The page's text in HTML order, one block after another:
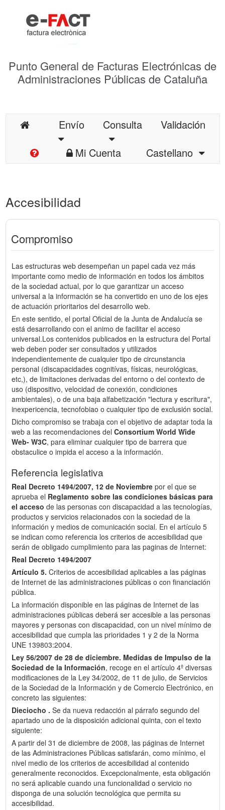
Punto General de Facturas Electrónicas de
Administraciones Públicas de Cataluña
Envío Consulta
Validación
Mi Cuenta
Castellano
Accesibilidad
Compromiso
Las estructuras web desempeñan un papel cada vez más
importante como medio de información en todos los ámbitos
de la sociedad actual, por lo que garantizar un acceso
universal a la información se ha convertido en uno de los ejes
de actuación prioritarios del desarrollo web.
En este sentido, el portal Oficial de la Junta de Andalucía se
está desarrollando con el animo de facilitar el acceso
universal.Los contenidos publicados en la estructura del Portal
web deben poder ser consultados y utilizados
independientemente de cualquier tipo de circunstancia
personal (discapacidades cognitívas, físicas, neurológicas,
etc,), de limitaciones derivadas del entorno o del contexto de
uso (dispositivo, velocidad de conexión, condiciones
ambientales), o de una baja alfabetización "lectura y escritura",
inexpericencia, tecnofobiao o cualquier tipo de exclusión social.
Dicho compromiso se trabaja con el objetivo de adaptar toda la
web a las recomendaciones del Consortium World Wide
Web- W3C, para eliminar cualquier tipo de barrera que
obstaculice o impida el acceso a la información.
Referencia legislativa
Real Decreto 1494/2007, 12 de Noviembre por el que se
aprueba el Reglamento sobre las condiciones básicas para
el acceso de las personas con discapacidad a las tecnologías,
productos y servicios relacionados con la sociedad de la
información y medios de comunicación social. En el artículo 5
se indican como referencia los criterios de accesibilidad que
serán de obligado cumplimiento para las paginas de Internet:
Real Decreto 1494/2007
Artículo 5. Criterios de accesibilidad aplicables a las páginas
de Internet de las administraciones públicas o con financiación
pública.
La información disponible en las páginas de Internet de las
administraciones públicas deberá ser accesible a las personas
mayores y personas con discapacidad, con un nivel mínimo de
accesibilidad que cumpla las prioridades 1 y 2 de la Norma
UNE 139803:2004.
Ley 56/2007 de 28 de diciembre. Medidas de Impulso de la
Sociedad de la Información, recoge en el artículo 4º diversas
modificaciones de la Ley 34/2002, de 11 de julio, de Servicios
de la Sociedad de la Información y de Comercio Electrónico, en
concreto las siguientes:
Dieciocho . Se da nueva redacción al párrafo segundo del
apartado uno de la disposición adicional quinta, con el texto
siguiente:
A partir del 31 de diciembre de 2008, las páginas de Internet
de las Administraciones Públicas satisfarán, como mínimo, el
nivel medio de los criterios de accesibilidad al contenido
generalmente reconocidos. Excepcionalmente, esta obligación
no será aplicable cuando una funcionalidad o servicio no
disponga de una solución tecnológica que permita su
accesibilidad.